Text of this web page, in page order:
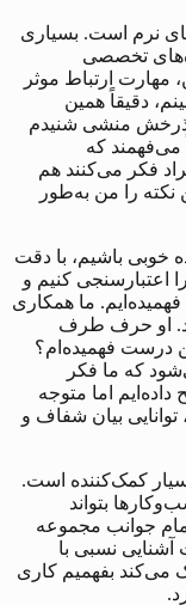
نرم است. بسیاری
تخصصی
مهارت ارتباط موثر
دقیقاً همین
منشی شنیدم
می‌فهمند که
فکر می‌کنند هم
را من به‌طور
خوبی باشیم، با دقت
اعتبارسنجی کنیم و
ما همکاری
او حرف طرف
درست فهمیده‌ام؟
که ما فکر
اما متوجه
بیان شفاف و
کمک‌کننده است.
بتواند
جوانب مجموعه
آشنایی نسبی با
بفهمیم کاری